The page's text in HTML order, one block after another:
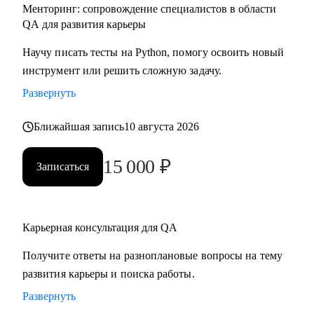
Менторинг: сопровождение специалистов в области
QA для развития карьеры
Научу писать тесты на Python, помогу освоить новый
инструмент или решить сложную задачу.
Развернуть
Ближайшая запись10 августа 2026
Записаться 15 000 ₽
Карьерная консультация для QA
Получите ответы на разноплановые вопросы на тему
развития карьеры и поиска работы.
Развернуть